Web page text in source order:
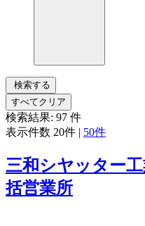
検索する
すべてクリア
検索結果: 97 件
表示件数 20件 | 50件
三和シヤッター
括営業所